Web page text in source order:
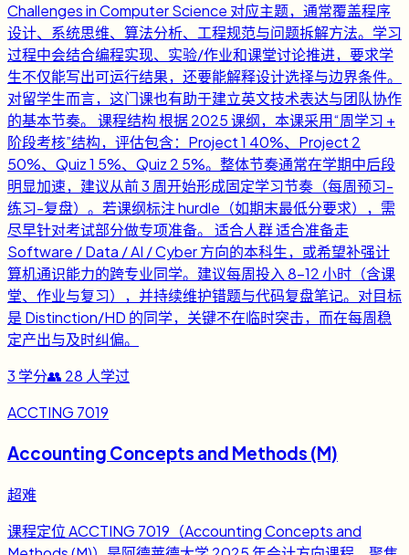
Challenges in Computer Science 对应主题，通常覆盖程序
设计、系统思维、算法分析、工程规范与问题拆解方法。学习
过程中会结合编程实现、实验/作业和课堂讨论推进，要求学
生不仅能写出可运行结果，还要能解释设计选择与边界条件。
对留学生而言，这门课也有助于建立英文技术表达与团队协作
的基本节奏。 课程结构 根据 2025 课纲，本课采用“周学习 +
阶段考核”结构，评估包含：Project 1 40%、Project 2
50%、Quiz 1 5%、Quiz 2 5%。整体节奏通常在学期中后段
明显加速，建议从前 3 周开始形成固定学习节奏（每周预习-
练习-复盘）。若课纲标注 hurdle（如期末最低分要求），需
尽早针对考试部分做专项准备。 适合人群 适合准备走
Software / Data / AI / Cyber 方向的本科生，或希望补强计
算机通识能力的跨专业同学。建议每周投入 8-12 小时（含课
堂、作业与复习），并持续维护错题与代码复盘笔记。对目标
是 Distinction/HD 的同学，关键不在临时突击，而在每周稳
定产出与及时纠偏。
3 学分👥 28 人学过
ACCTING 7019
Accounting Concepts and Methods (M)
超难
课程定位 ACCTING 7019（Accounting Concepts and